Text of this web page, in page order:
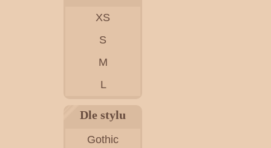
XS
S
M
L
Dle stylu
Gothic